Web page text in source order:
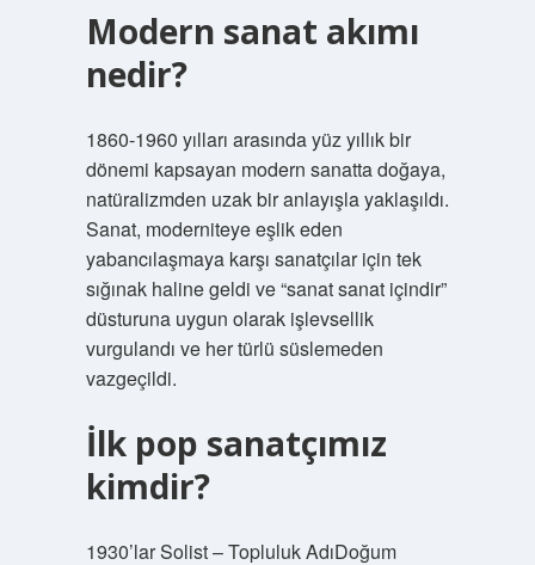
Modern sanat akımı
nedir?
1860-1960 yılları arasında yüz yıllık bir
dönemi kapsayan modern sanatta doğaya,
natüralizmden uzak bir anlayışla yaklaşıldı.
Sanat, moderniteye eşlik eden
yabancılaşmaya karşı sanatçılar için tek
sığınak haline geldi ve “sanat sanat içindir”
düsturuna uygun olarak işlevsellik
vurgulandı ve her türlü süslemeden
vazgeçildi.
İlk pop sanatçımız
kimdir?
1930’lar Solist – Topluluk AdıDoğum